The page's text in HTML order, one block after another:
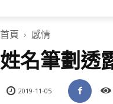
首頁 感情
姓名筆劃透
2019-11-05